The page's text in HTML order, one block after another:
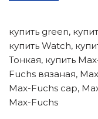
купить green,
купить Watch,
Тонкая, купить
Fuchs вязаная,
Max-Fuchs cap,
Max-Fuchs